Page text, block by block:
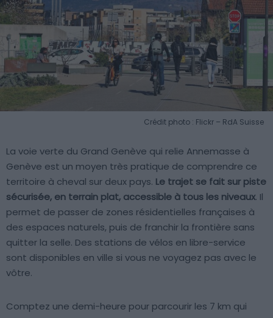
Crédit photo : Flickr – RdA Suisse
La voie verte du Grand Genève qui relie Annemasse à
Genève est un moyen très pratique de comprendre ce
territoire à cheval sur deux pays. Le trajet se fait sur piste
sécurisée, en terrain plat, accessible à tous les niveaux. Il
permet de passer de zones résidentielles françaises à
des espaces naturels, puis de franchir la frontière sans
quitter la selle. Des stations de vélos en libre-service
sont disponibles en ville si vous ne voyagez pas avec le
vôtre.
Comptez une demi-heure pour parcourir les 7 km qui